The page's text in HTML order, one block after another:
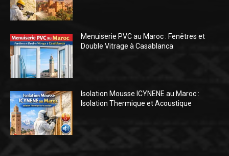
Menuiserie PVC au Maroc : Fenêtres et
Double Vitrage à Casablanca
Isolation Mousse ICYNENE au Maroc :
Isolation Thermique et Acoustique